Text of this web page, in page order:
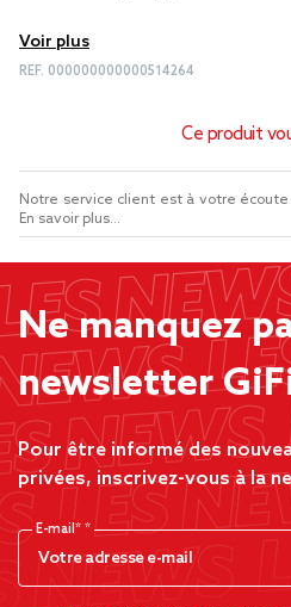
Voir plus
REF. 000000000000514264
Ce produit
Notre service client est à votre écoute
En savoir plus...
Ne manquez
newsletter
Pour être informé des
privées, inscrivez-vous à la
E-mail*